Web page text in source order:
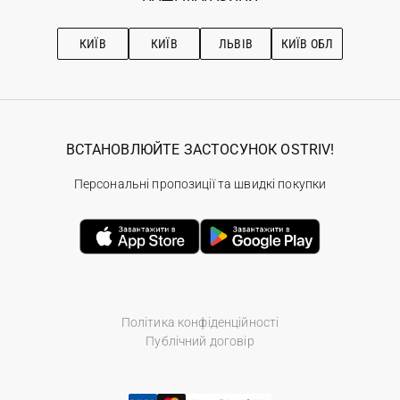
Рекомендації з догляду
КИЇВ КИЇВ ЛЬВІВ КИЇВ ОБЛ
Політика конфіденційності
Публічний договір
ВСТАНОВЛЮЙТЕ ЗАСТОСУНОК OSTRIV!
Персональні пропозиції та швидкі покупки